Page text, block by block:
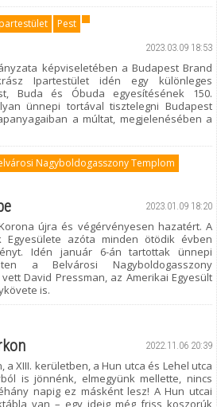
Pest
2023.03.09 18:53
képviseletében a Budapest Brand
Ipartestület idén egy különleges
Buda és Óbuda egyesítésének 150.
ünnepi tortával tisztelegni Budapest
a múltat, megjelenésében a
Nagyboldogasszony Templom
2023.01.09 18:20
újra és végérvényesen hazatért. A
Egyesülete azóta minden ötödik évben
Idén január 6-án tartottak ünnepi
a Belvárosi Nagyboldogasszony
David Pressman, az Amerikai Egyesült
is.
2022.11.06 20:39
XIII. kerületben, a Hun utca és Lehel utca
is jönnénk, elmegyünk mellette, nincs
napig ez másként lesz! A Hun utcai
van – egy ideig még friss koszorúk